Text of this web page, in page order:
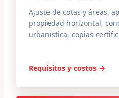
Ajuste de cotas y áreas,
propiedad horizontal,
urbanística, copias
Requisitos y costos →